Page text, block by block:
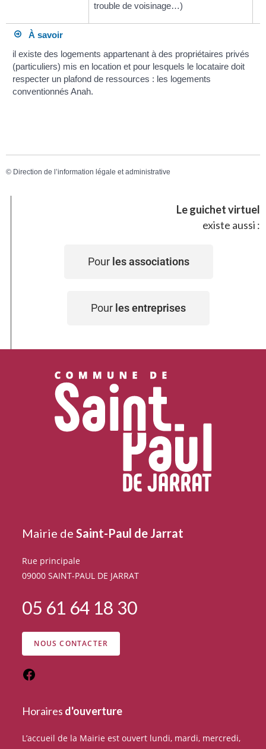
trouble de voisinage…)
À savoir
il existe des logements appartenant à des propriétaires privés
(particuliers) mis en location et pour lesquels le locataire doit
respecter un plafond de ressources : les logements
conventionnés Anah.
© Direction de l’information légale et administrative
Le guichet virtuel
existe aussi :
Pour les associations
Pour les entreprises
Mairie deSaint-Paul de Jarrat
Rue principale
09000 SAINT-PAUL DE JARRAT
05 61 64 18 30
NOUS CONTACTER
Horaires d'ouverture
L’accueil de la Mairie est ouvert lundi, mardi, mercredi,